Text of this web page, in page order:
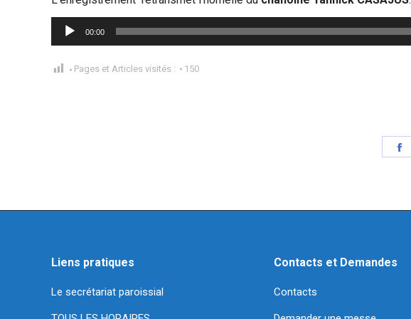
Lecteur
audio
00:00
Pages et Articles visités : 150
Liens pratiques
Le secrétariat paroissial
Contacts et Demandes
Contacts